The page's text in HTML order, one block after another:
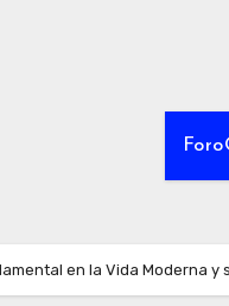
en la Vida Moderna y